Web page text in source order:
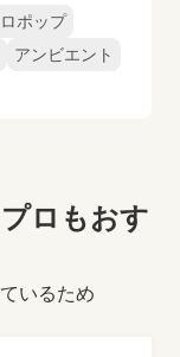
ポップ
アンビエント
ロもおす
いるため